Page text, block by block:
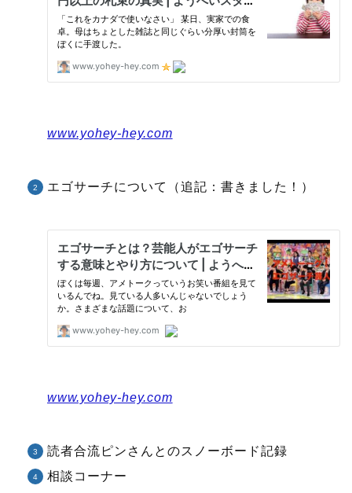
www.yohey-hey.com
エゴサーチについて（追記：書きました！）
www.yohey-hey.com
読者合流ピンさんとのスノーボード記録
相談コーナー